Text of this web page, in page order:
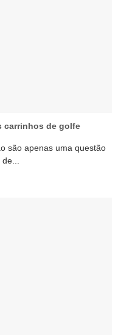
carrinhos de golfe
são apenas uma questão